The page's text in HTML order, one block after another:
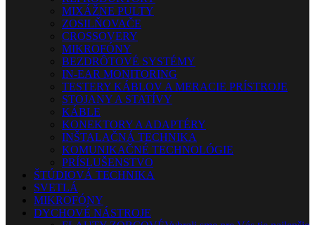
MIXÁŽNE PULTY
ZOSILŇOVAČE
CROSSOVERY
MIKROFÓNY
BEZDRÔTOVÉ SYSTÉMY
IN-EAR MONITORING
TESTERY KÁBLOV A MERACIE PRÍSTROJE
STOJANY A STATÍVY
KÁBLE
KONEKTORY A ADAPTÉRY
INŠTALAČNÁ TECHNIKA
KOMUNIKAČNÉ TECHNOLÓGIE
PRÍSLUŠENSTVO
ŠTÚDIOVÁ TECHNIKA
SVETLÁ
MIKROFÓNY
DYCHOVÉ NÁSTROJE